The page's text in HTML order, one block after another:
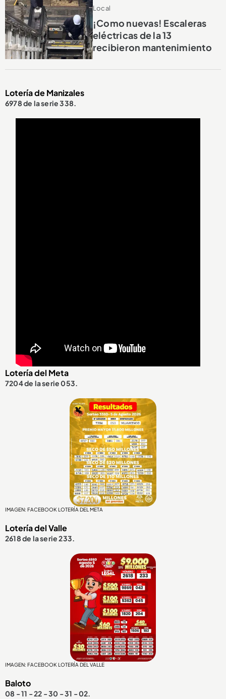
Local
¡Como nuevas! Escaleras
eléctricas de la 13
recibieron mantenimiento
Lotería de Manizales
6978 de la serie 338.
Lotería del Meta
7204 de la serie 053.
IMAGEN: FACEBOOK LOTERÍA DEL META
Lotería del Valle
2618 de la serie 233.
IMAGEN: FACEBOOK LOTERÍA DEL VALLE
Baloto
08 - 11 - 22 - 30 - 31 - 02.